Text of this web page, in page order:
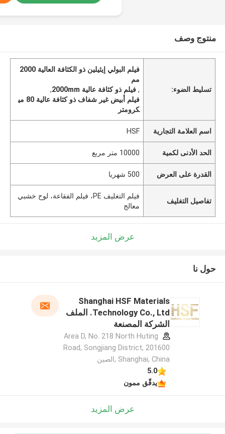
منتوج وصف
تسليط الضوء:
فيلم البولي إيثيلين ذو الكثافة العالية 2000
مم
,فيلم ذو كثافة عالية 2000mm
,
فيلم أبيض غير شفاف ذو كثافة عالية 80 مي
كرومتر
اسم العلامة التجارية HSF
الحد الأدنى لكمية 10000 متر مربع
القدرة على العرض 500 شهريا
تفاصيل التغليف
فيلم التغليف PE، فيلم الفقاعة، لوح خشبي
معالج
عرض المزيد
حول نا
Shanghai HSF Materials
Technology Co., Ltd. الملف
الشركة المصنعة
Area D, No. 218 North Huting
Road, Songjiang District, 201600
Shanghai, China ,الصين
5.0
يدقّق ممون
عرض المزيد